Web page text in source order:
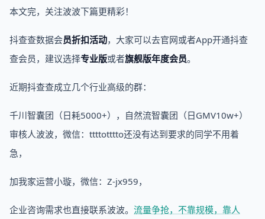
本文完，关注波波下篇更精彩！
抖查查数据会员折扣活动，大家可以去官网或者App开通抖查
查会员，建议选择专业版或者旗舰版年度会员。
近期抖查查成立几个行业高级的群：
千川智囊团（日耗5000+），自然流智囊团（日GMV10w+）
审核人波波，微信：ttttotttto还没有达到要求的同学不用着
急，
加我家运营小璇，微信：Z-jx959，
企业咨询需求也直接联系波波。 流量争抢，不靠规模，靠人